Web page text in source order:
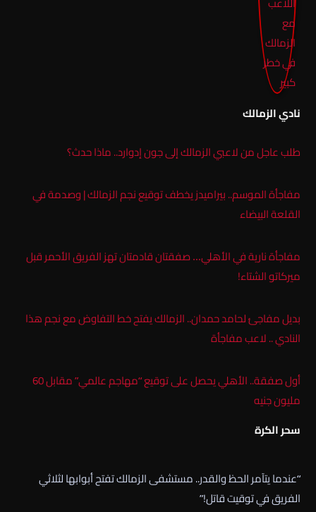
نادي الزمالك
طلب عاجل من لاعبي الزمالك إلى جون إدوارد.. ماذا حدث؟
مفاجأة الموسم.. بيراميدز يخطف توقيع نجم الزمالك | وصدمة في
القلعة البيضاء
مفاجأة نارية في الأهلي… صفقتان قادمتان تهز الفريق الأحمر قبل
ميركاتو الشتاء!
بديل مفاجئ لحامد حمدان.. الزمالك يفتح خط التفاوض مع نجم هذا
النادي .. لاعب مفاجأة
أول صفقة.. الأهلي يحصل على توقيع “مهاجم عالمي” مقابل 60
مليون جنيه
سحر الكرة
“عندما يتآمر الحظ والقدر.. مستشفى الزمالك تفتح أبوابها لثلاثي
الفريق في توقيت قاتل!”